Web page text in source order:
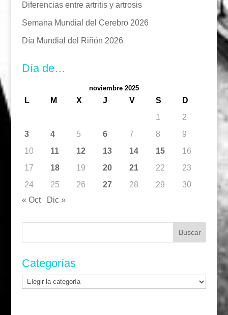
Diferencias entre artritis y artrosis
Semana Mundial del Cerebro 2026
Día Mundial del Riñón 2026
Día de…
noviembre 2025
L M X J V S
D
1
2
3
4 5 6 7 8
9
10
11 12 13 14 15
16
17
18 19 20 21 22
23
24
25 26 27 28 29
30
« Oct
Dic »
Categorías
Categorías